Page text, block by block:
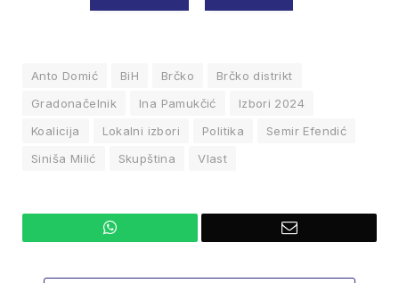
Anto Domić BiH Brčko
Brčko distrikt
Gradonačelnik
Ina Pamukčić
Izbori 2024
Koalicija
Lokalni izbori Politika
Semir Efendić
Siniša Milić
Skupština Vlast
WhatsApp Email